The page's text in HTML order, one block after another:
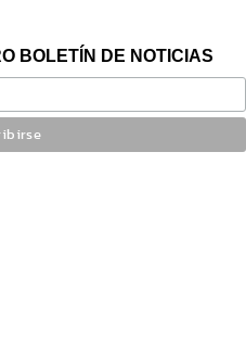
BOLETÍN DE NOTICIAS